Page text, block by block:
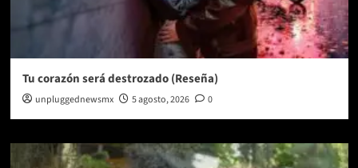
Tu corazón será destrozado (Reseña)
unpluggednewsmx 5 agosto, 2026 0